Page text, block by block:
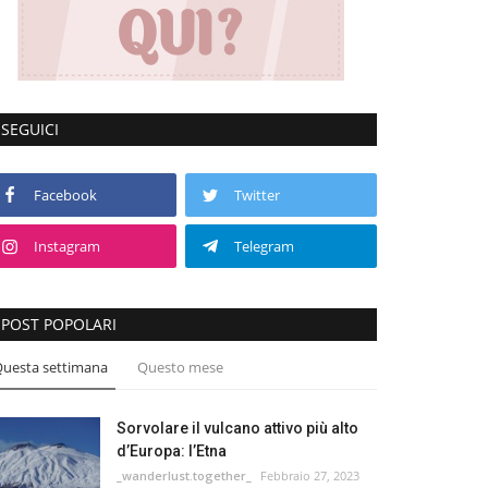
SEGUICI
Facebook Twitter
Instagram Telegram
POST POPOLARI
settimana Questo mese
Sorvolare il vulcano attivo più alto
d’Europa: l’Etna
_wanderlust.together_ Febbraio 27, 2023